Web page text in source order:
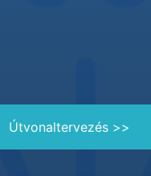
Útvonaltervezés >>